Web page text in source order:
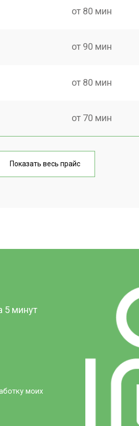
от 80 мин
от 90 мин
от 80 мин
от 70 мин
от 60 мин
Показать весь прайс
5 минут
моих